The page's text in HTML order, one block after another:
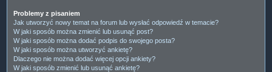
Problemy z pisaniem
Jak utworzyć nowy temat na forum lub wysłać odpowiedź w temacie?
W jaki sposób można zmienić lub usunąć post?
W jaki sposób można dodać podpis do swojego posta?
W jaki sposób można utworzyć ankietę?
Dlaczego nie można dodać więcej opcji ankiety?
W jaki sposób zmienić lub usunąć ankietę?